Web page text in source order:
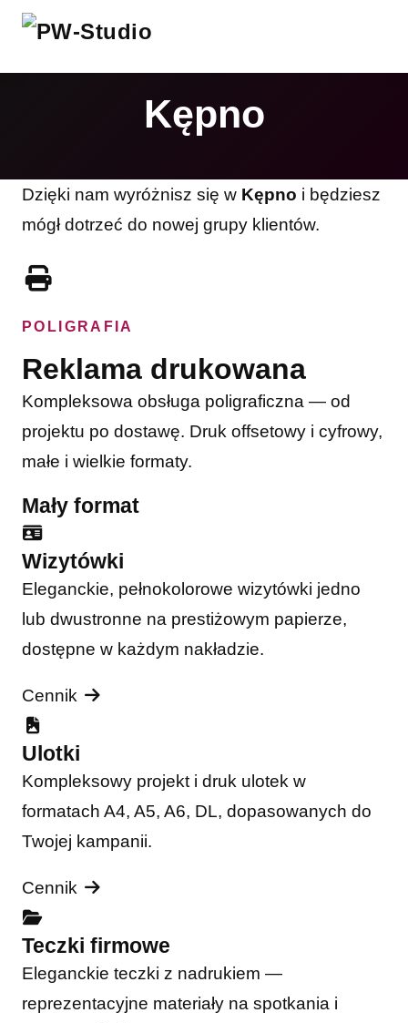
Kępno
Dzięki nam wyróżnisz się w Kępno i będziesz
mógł dotrzeć do nowej grupy klientów.
POLIGRAFIA
Reklama drukowana
Kompleksowa obsługa poligraficzna — od
projektu po dostawę. Druk offsetowy i cyfrowy,
małe i wielkie formaty.
Mały format
Wizytówki
Eleganckie, pełnokolorowe wizytówki jedno
lub dwustronne na prestiżowym papierze,
dostępne w każdym nakładzie.
Cennik
Ulotki
Kompleksowy projekt i druk ulotek w
formatach A4, A5, A6, DL, dopasowanych do
Twojej kampanii.
Cennik
Teczki firmowe
Eleganckie teczki z nadrukiem —
reprezentacyjne materiały na spotkania i